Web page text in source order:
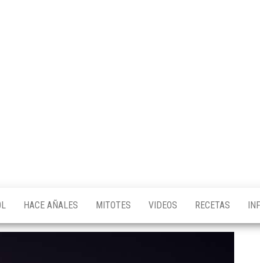
HACE AÑALES MITOTES VIDEOS RECETAS